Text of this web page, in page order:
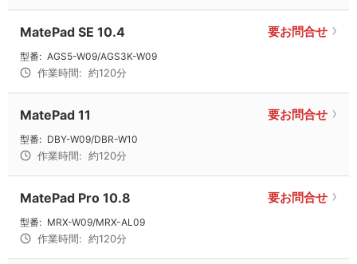
MatePad SE 10.4 要お問合せ
型番: AGS5-W09/AGS3K-W09
作業時間: 約120分
MatePad 11 要お問合せ
型番: DBY-W09/DBR-W10
作業時間: 約120分
MatePad Pro 10.8 要お問合せ
型番: MRX-W09/MRX-AL09
作業時間: 約120分